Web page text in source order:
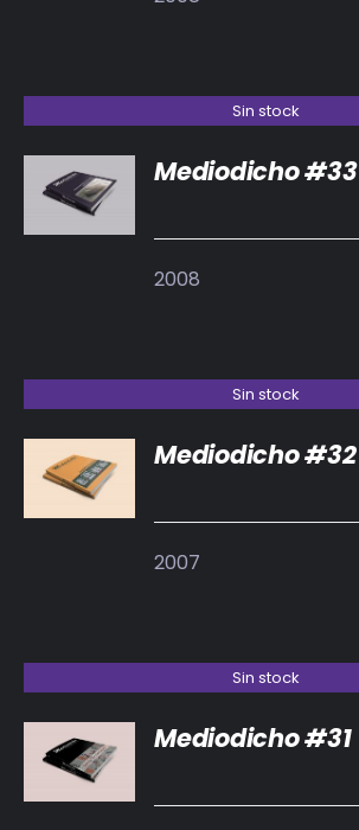
Sin stock
DETALLES
Mediodicho #33
2008
Sin stock
DETALLES
Mediodicho #32
2007
Sin stock
DETALLES
Mediodicho #31